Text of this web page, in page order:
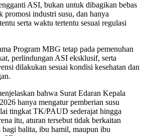
ASI, bukan untuk dibagikan bebas
promosi industri susu, dan hanya
serta waktu tertentu sesuai regulasi
Program MBG tetap pada pemenuhan
perlindungan ASI eksklusif, serta
dilakukan sesuai kondisi kesehatan dan
bahwa Surat Edaran Kepala
hanya mengatur pemberian susu
tingkat TK/PAUD sederajat hingga
itu, aturan tersebut tidak berkaitan
bagi balita, ibu hamil, maupun ibu